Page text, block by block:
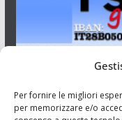
Per fornire le migliori
per memorizzare e/o